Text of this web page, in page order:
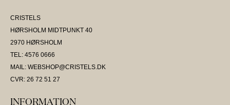
CRISTELS
HØRSHOLM MIDTPUNKT 40
2970 HØRSHOLM
TEL: 4576 0666
MAIL: WEBSHOP@CRISTELS.DK
CVR: 26 72 51 27
INFORMATION